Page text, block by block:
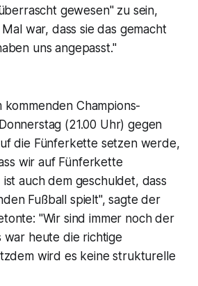
gewesen" zu sein,
war, dass sie das gemacht
uns angepasst."
kommenden Champions-
(21.00 Uhr) gegen
die Fünferkette setzen werde,
wir auf Fünferkette
auch dem geschuldet, dass
Fußball spielt", sagte der
"Wir sind immer noch der
war heute die richtige
wird es keine strukturelle